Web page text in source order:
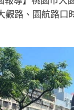
路、園航路